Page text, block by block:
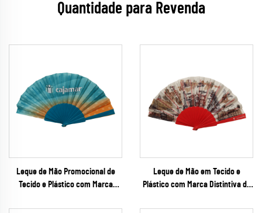
Quantidade para Revenda
Leque de Mão Promocional de
Tecido e Plástico com Marca
Promocional com Cores
Leque de Mão em Tecido e
Plástico com Marca Distintiva da
Turístico em Aquarela com Hastes